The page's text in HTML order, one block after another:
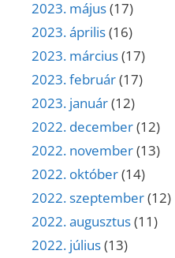
2023. május(17)
2023. április(16)
2023. március(17)
2023. február(17)
2023. január(12)
2022. december(12)
2022. november(13)
2022. október(14)
2022. szeptember(12)
2022. augusztus(11)
2022. július(13)